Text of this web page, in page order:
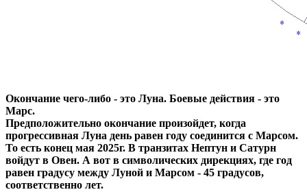
Окончание чего-либо - это Луна. Боевые действия - это
Марс.
Предположительно окончание произойдет, когда
прогрессивная Луна день равен году соединится с Марсом.
То есть конец мая 2025г. В транзитах Нептун и Сатурн
войдут в Овен. А вот в символических дирекциях, где год
равен градусу между Луной и Марсом - 45 градусов,
соответственно лет.